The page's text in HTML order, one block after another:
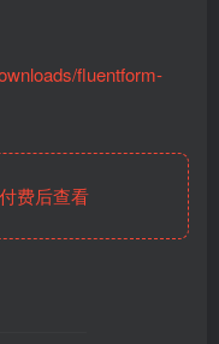
fluentform-
费后查看